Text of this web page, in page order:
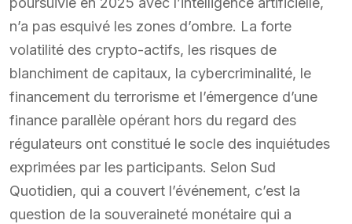
n’a pas esquivé les zones d’ombre. La forte
volatilité des crypto-actifs, les risques de
blanchiment de capitaux, la cybercriminalité, le
financement du terrorisme et l’émergence d’une
finance parallèle opérant hors du regard des
régulateurs ont constitué le socle des inquiétudes
exprimées par les participants. Selon Sud
Quotidien, qui a couvert l’événement, c’est la
question de la souveraineté monétaire qui a